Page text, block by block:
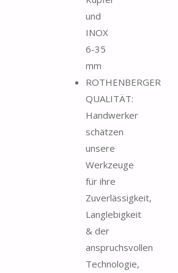
und
INOX
6-35
mm
ROTHENBERGER
QUALITÄT:
Handwerker
schätzen
unsere
Werkzeuge
für ihre
Zuverlässigkeit,
Langlebigkeit
& der
anspruchsvollen
Technologie,